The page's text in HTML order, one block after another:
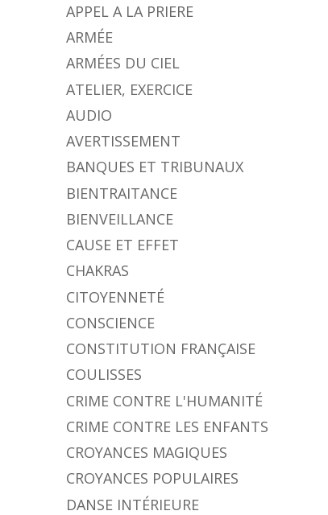
APPEL A LA PRIERE
ARMÉE
ARMÉES DU CIEL
ATELIER, EXERCICE
AUDIO
AVERTISSEMENT
BANQUES ET TRIBUNAUX
BIENTRAITANCE
BIENVEILLANCE
CAUSE ET EFFET
CHAKRAS
CITOYENNETÉ
CONSCIENCE
CONSTITUTION FRANÇAISE
COULISSES
CRIME CONTRE L'HUMANITÉ
CRIME CONTRE LES ENFANTS
CROYANCES MAGIQUES
CROYANCES POPULAIRES
DANSE INTÉRIEURE